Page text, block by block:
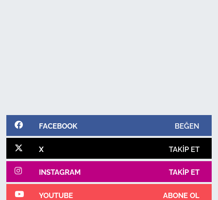
FACEBOOK BEĞEN
X TAKIP ET
INSTAGRAM TAKIP ET
YOUTUBE ABONE OL